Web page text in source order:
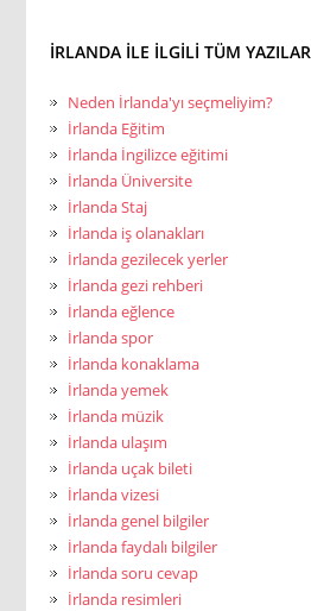
İRLANDA ILE ILGILI TÜM YAZILAR
Neden İrlanda'yı seçmeliyim?
İrlanda Eğitim
İrlanda İngilizce eğitimi
İrlanda Üniversite
İrlanda Staj
İrlanda iş olanakları
İrlanda gezilecek yerler
İrlanda gezi rehberi
İrlanda eğlence
İrlanda spor
İrlanda konaklama
İrlanda yemek
İrlanda müzik
İrlanda ulaşım
İrlanda uçak bileti
İrlanda vizesi
İrlanda genel bilgiler
İrlanda faydalı bilgiler
İrlanda soru cevap
İrlanda resimleri